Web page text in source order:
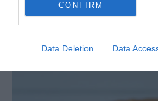
CONFIRM
Data Deletion Data